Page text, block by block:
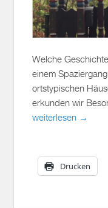
Welche
ortstypischen
erkunden wir
weiterlesen →